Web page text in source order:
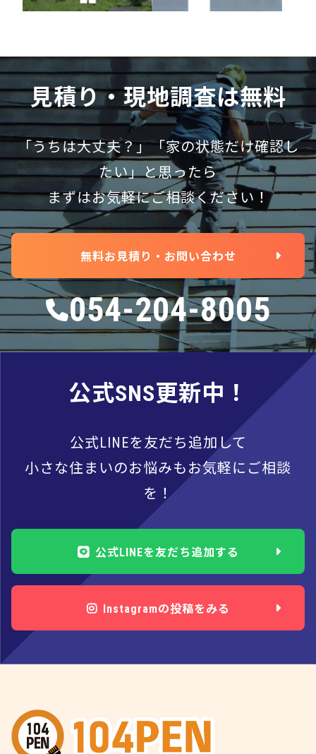
見積り・現地調査は無料
「うちは大丈夫？」「家の状態だけ確認し
たい」と思ったら
まずはお気軽にご相談ください！
無料お見積り・お問い合わせ
054-204-8005
公式SNS更新中！
公式LINEを友だち追加して
小さな住まいのお悩みもお気軽にご相談
を！
公式LINEを友だち追加する
Instagramの投稿をみる